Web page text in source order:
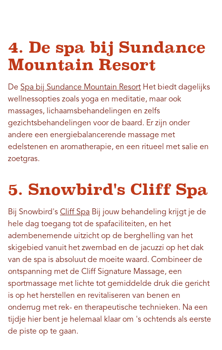
4. De spa bij Sundance
Mountain Resort
De Spa bij Sundance Mountain Resort Het biedt dagelijks
wellnessopties zoals yoga en meditatie, maar ook
massages, lichaamsbehandelingen en zelfs
gezichtsbehandelingen voor de baard. Er zijn onder
andere een energiebalancerende massage met
edelstenen en aromatherapie, en een ritueel met salie en
zoetgras.
5. Snowbird's Cliff Spa
Bij Snowbird's Cliff Spa Bij jouw behandeling krijgt je de
hele dag toegang tot de spafaciliteiten, en het
adembenemende uitzicht op de berghelling van het
skigebied vanuit het zwembad en de jacuzzi op het dak
van de spa is absoluut de moeite waard. Combineer de
ontspanning met de Cliff Signature Massage, een
sportmassage met lichte tot gemiddelde druk die gericht
is op het herstellen en revitaliseren van benen en
onderrug met rek- en therapeutische technieken. Na een
tijdje hier bent je helemaal klaar om 's ochtends als eerste
de piste op te gaan.